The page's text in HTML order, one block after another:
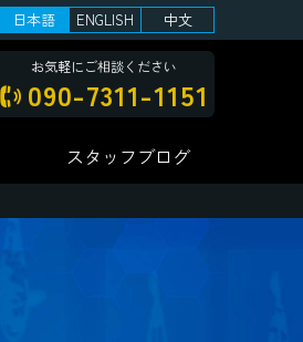
日本語 ENGLISH 中文
お気軽にご相談ください
090-7311-1151
スタッフブログ